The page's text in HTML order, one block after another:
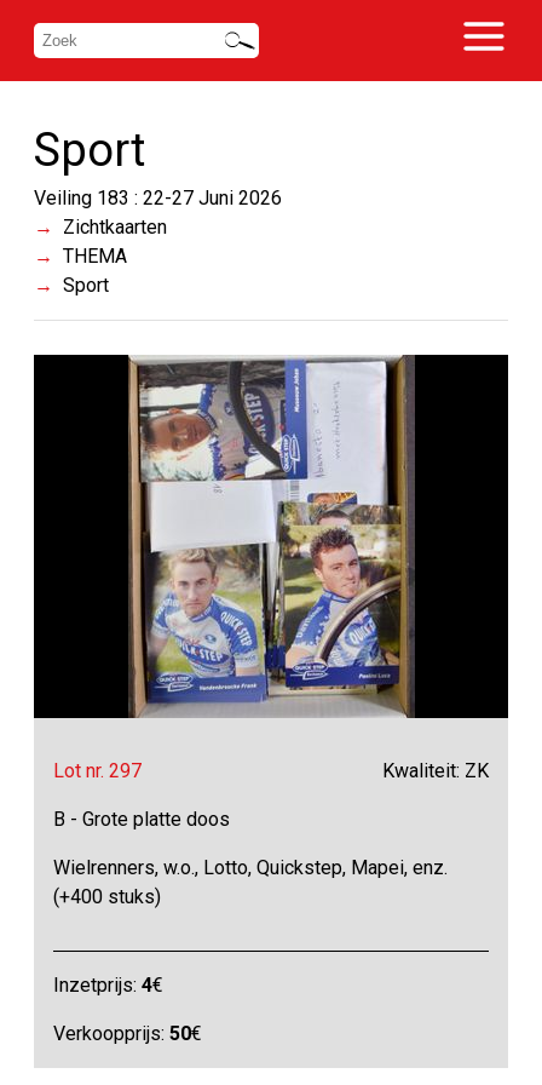
Sport
Veiling 183 : 22-27 Juni 2026
Zichtkaarten
THEMA
Sport
Lot nr. 297 Kwaliteit: ZK
B - Grote platte doos
Wielrenners, w.o., Lotto, Quickstep, Mapei, enz.
(+400 stuks)
Inzetprijs:4€
Verkoopprijs:50€